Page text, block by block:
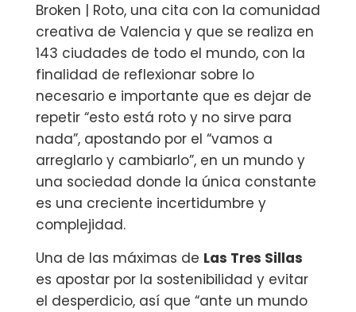
Broken | Roto, una cita con la comunidad
creativa de Valencia y que se realiza en
143 ciudades de todo el mundo, con la
finalidad de reflexionar sobre lo
necesario e importante que es dejar de
repetir “esto está roto y no sirve para
nada”, apostando por el “vamos a
arreglarlo y cambiarlo”, en un mundo y
una sociedad donde la única constante
es una creciente incertidumbre y
complejidad.
Una de las máximas de Las Tres Sillas
es apostar por la sostenibilidad y evitar
el desperdicio, así que “ante un mundo